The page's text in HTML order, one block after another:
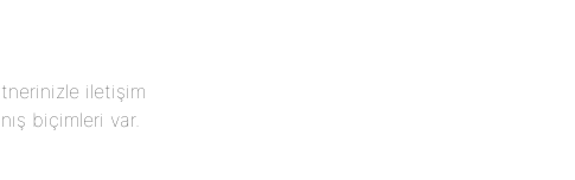
iletişim
biçimleri var.